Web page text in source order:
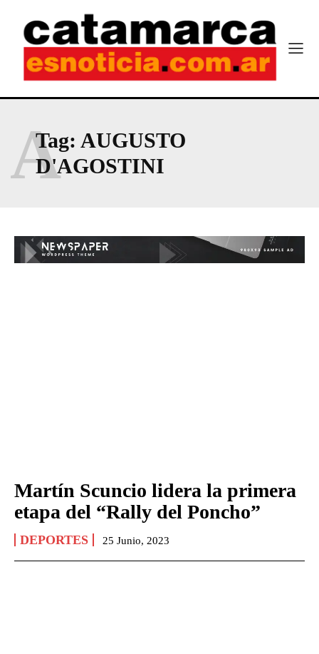
Tag: AUGUSTO
D'AGOSTINI
A
Martín Scuncio lidera la primera
etapa del “Rally del Poncho”
DEPORTES 25 Junio, 2023